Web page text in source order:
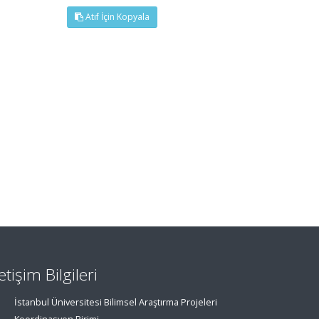
Atıf İçin Kopyala
Bilgileri
İstanbul Üniversitesi Bilimsel Araştırma Projeleri